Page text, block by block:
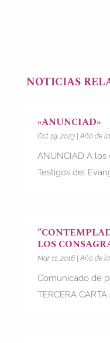
NOTICIAS
«ANUNCIAD»
Oct 19, 2023| Año de
ANUNCIAD A los
Testigos del
LOS
Mar 11, 2016|Año de
Comunicado de
TERCERA